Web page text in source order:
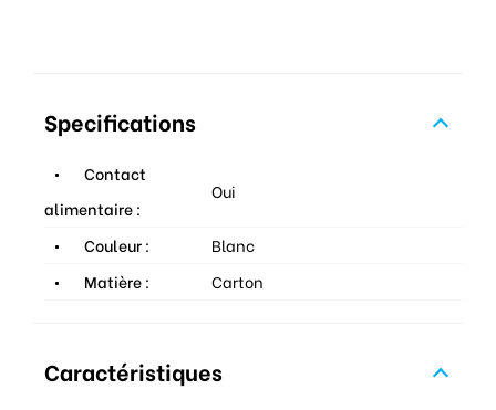
Specifications
Contact
alimentaire :
Oui
Couleur :
Blanc
Matière :
Carton
Caractéristiques